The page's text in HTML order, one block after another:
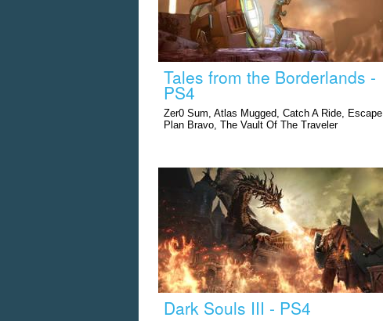
Tales from the Borderlands -
PS4
Zer0 Sum, Atlas Mugged, Catch A Ride, Escape
Plan Bravo, The Vault Of The Traveler
Dark Souls III - PS4